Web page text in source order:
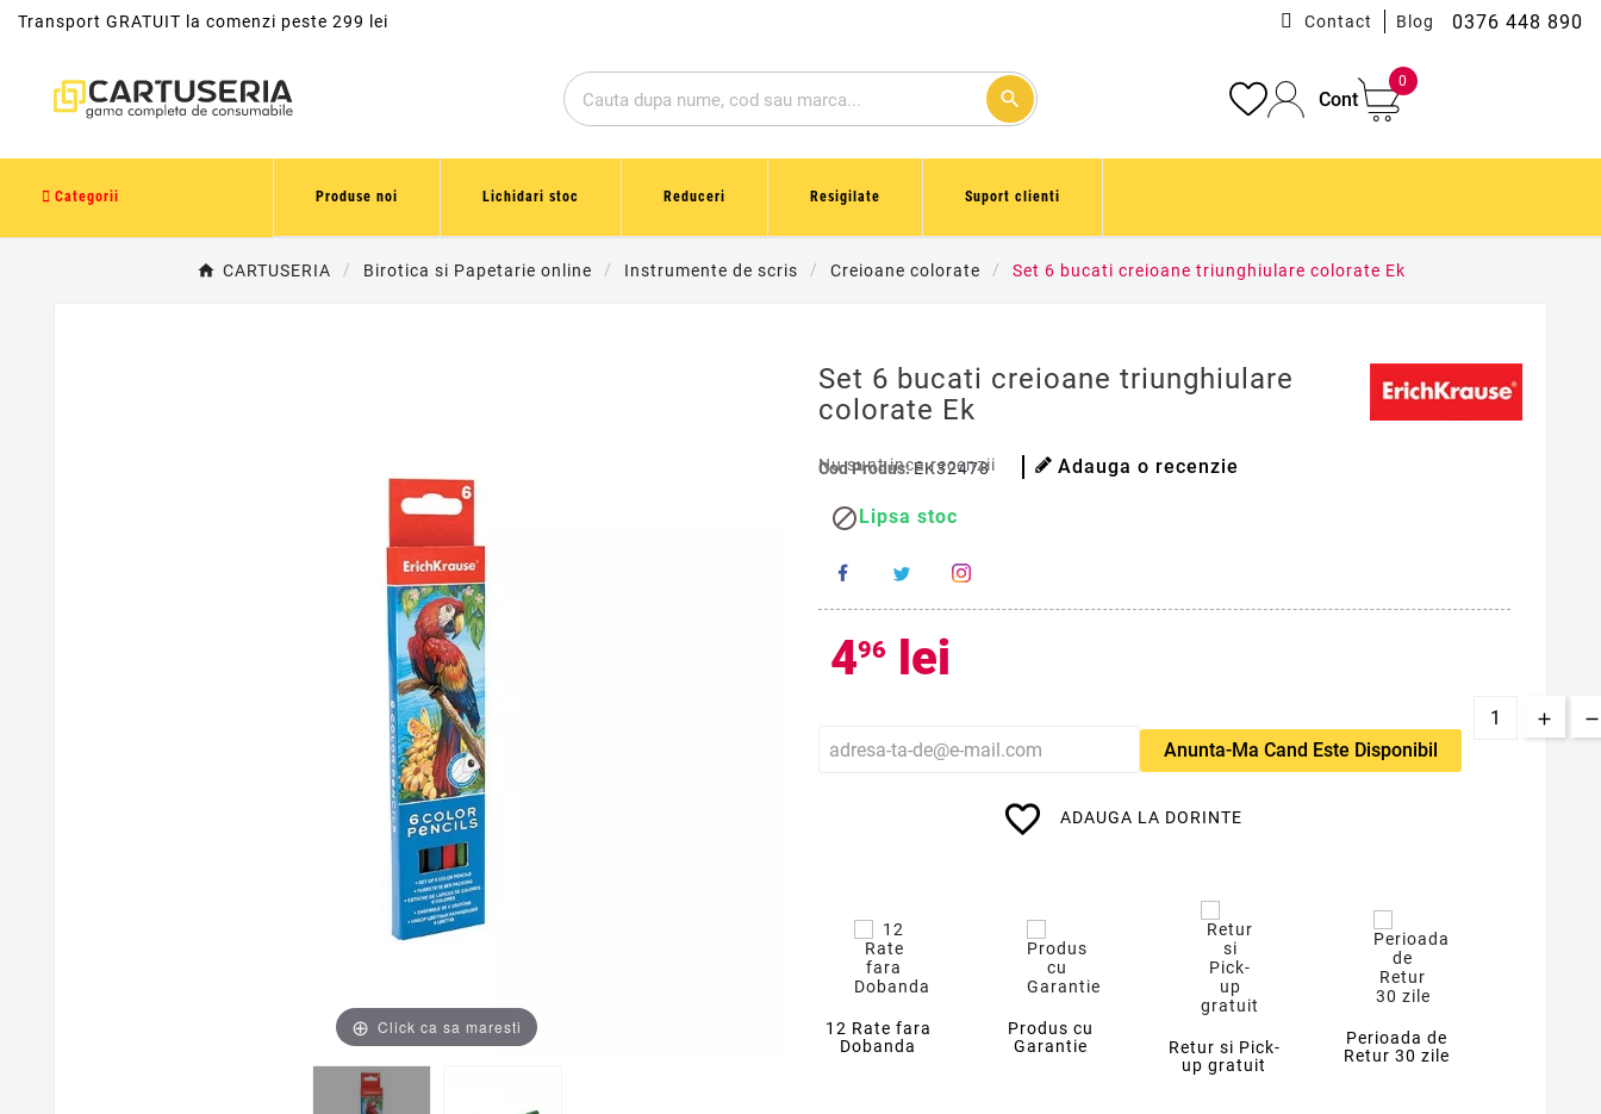
0376 448 890
Transport GRATUIT la comenzi peste 299 lei Contact Blog
search Cont
0
Categorii Produse noi Lichidari stoc Reduceri Resigilate Suport clienti
CARTUSERIA Birotica si Papetarie online Instrumente de scris Creioane colorate Set 6 bucati creioane triunghiulare colorate Ek
Click ca sa maresti
Set 6 bucati creioane triunghiulare
colorate Ek
Cod Produs:EK32478
Nu sunt inca recenzii Adauga o recenzie
 Lipsa stoc
496 lei
Anunta-Ma Cand Este Disponibil
favorite_border ADAUGA LA DORINTE
12 Rate fara
Dobanda
Produs cu
Garantie
Retur si Pick-
up gratuit
Perioada de
Retur 30 zile